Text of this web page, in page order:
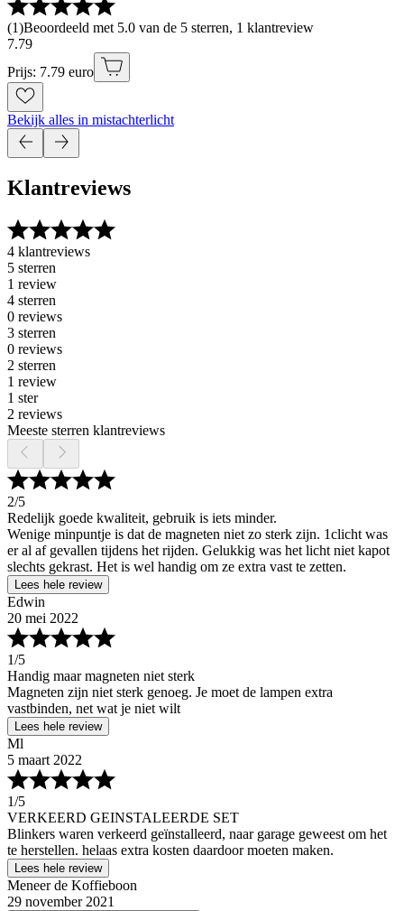
(1)Beoordeeld met 5.0 van de 5 sterren, 1 klantreview
7.79
Prijs: 7.79 euro
Bekijk alles in mistachterlicht
Klantreviews
4 klantreviews
5 sterren
1 review
4 sterren
0 reviews
3 sterren
0 reviews
2 sterren
1 review
1 ster
2 reviews
Meeste sterren klantreviews
2/5
Redelijk goede kwaliteit, gebruik is iets minder.
Wenige minpuntje is dat de magneten niet zo sterk zijn. 1clicht was
er al af gevallen tijdens het rijden. Gelukkig was het licht niet kapot
slechts gekrast. Het is wel handig om ze extra vast te zetten.
Lees hele review
Edwin
20 mei 2022
1/5
Handig maar magneten niet sterk
Magneten zijn niet sterk genoeg. Je moet de lampen extra
vastbinden, net wat je niet wilt
Lees hele review
Ml
5 maart 2022
1/5
VERKEERD GEINSTALEERDE SET
Blinkers waren verkeerd geïnstalleerd, naar garage geweest om het
te herstellen. helaas extra kosten daardoor moeten maken.
Lees hele review
Meneer de Koffieboon
29 november 2021